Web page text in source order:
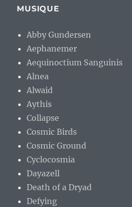
MUSIQUE
Abby Gundersen
Aephanemer
Aequinoctium Sanguinis
Alnea
Alwaid
Aythis
Collapse
Cosmic Birds
Cosmic Ground
Cyclocosmia
Dayazell
Death of a Dryad
Defying